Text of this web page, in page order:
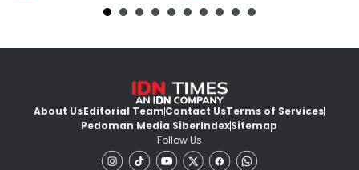
About UsEditorial TeamContact UsTerms of Services
Pedoman Media SiberIndexSitemap
Follow Us